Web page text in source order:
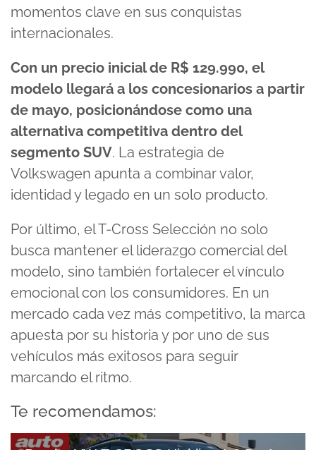
momentos clave en sus conquistas
internacionales.
Con un precio inicial de R$ 129.990, el
modelo llegará a los concesionarios a partir
de mayo, posicionándose como una
alternativa competitiva dentro del
segmento SUV. La estrategia de
Volkswagen apunta a combinar valor,
identidad y legado en un solo producto.
Por último, el T-Cross Selección no solo
busca mantener el liderazgo comercial del
modelo, sino también fortalecer el vínculo
emocional con los consumidores. En un
mercado cada vez más competitivo, la marca
apuesta por su historia y por uno de sus
vehículos más exitosos para seguir
marcando el ritmo.
Te recomendamos: